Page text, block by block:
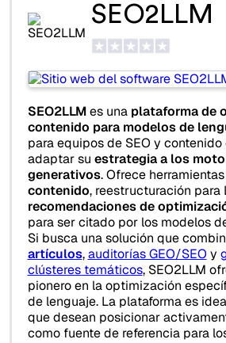
SEO2LLM
SEO2LLMes una plataforma de
contenido para modelos de
para equipos de SEO y contenido
adaptar su estrategia a los
generativos. Ofrece
contenido, reestructuración para
recomendaciones de
para ser citado por los modelos
Si busca una solución que
artículos,auditorías GEO/SEO y
clústeres temáticos, SEO2LLM
pionero en la optimización
de lenguaje. La plataforma es
que desean posicionar
como fuente de referencia para